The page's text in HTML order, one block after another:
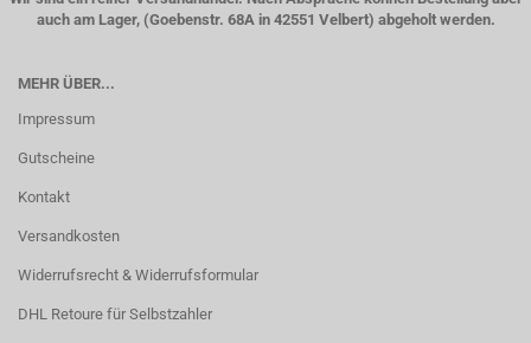
auch am Lager, (Goebenstr. 68A in 42551 Velbert) abgeholt werden.
MEHR ÜBER...
Impressum
Gutscheine
Kontakt
Versandkosten
Widerrufsrecht & Widerrufsformular
DHL Retoure für Selbstzahler